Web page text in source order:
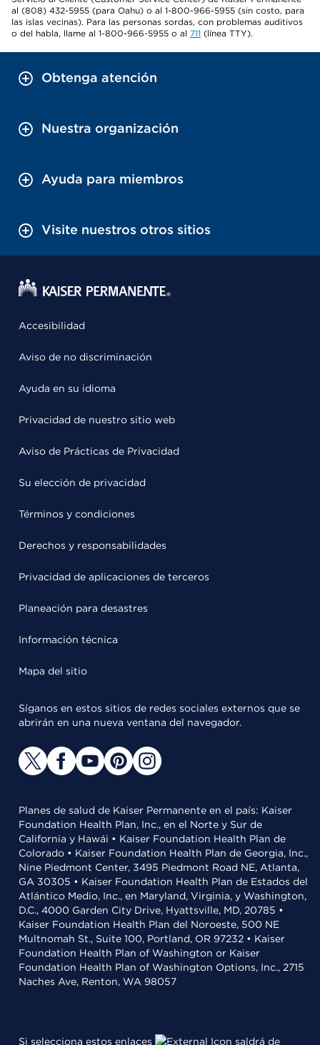
al (808) 432-5955 (para Oahu) o al 1-800-966-5955 (sin costo, para
las islas vecinas). Para las personas sordas, con problemas auditivos
o del habla, llame al 1-800-966-5955 o al 711 (línea TTY).
Obtenga atención
Nuestra organización
Ayuda para miembros
Visite nuestros otros sitios
Accesibilidad
Aviso de no discriminación
Ayuda en su idioma
Privacidad de nuestro sitio web
Aviso de Prácticas de Privacidad
Su elección de privacidad
Términos y condiciones
Derechos y responsabilidades
Privacidad de aplicaciones de terceros
Planeación para desastres
Información técnica
Mapa del sitio
Síganos en estos sitios de redes sociales externos que se
abrirán en una nueva ventana del navegador.
Planes de salud de Kaiser Permanente en el país: Kaiser
Foundation Health Plan, Inc., en el Norte y Sur de
California y Hawái • Kaiser Foundation Health Plan de
Colorado • Kaiser Foundation Health Plan de Georgia, Inc.,
Nine Piedmont Center, 3495 Piedmont Road NE, Atlanta,
GA 30305 • Kaiser Foundation Health Plan de Estados del
Atlántico Medio, Inc., en Maryland, Virginia, y Washington,
D.C., 4000 Garden City Drive, Hyattsville, MD, 20785 •
Kaiser Foundation Health Plan del Noroeste, 500 NE
Multnomah St., Suite 100, Portland, OR 97232 • Kaiser
Foundation Health Plan of Washington or Kaiser
Foundation Health Plan of Washington Options, Inc., 2715
Naches Ave, Renton, WA 98057
Si selecciona estos enlaces saldrá de